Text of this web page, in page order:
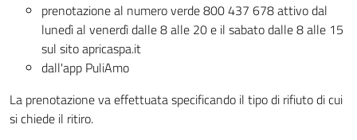
prenotazione al numero verde 800 437 678 attivo dal
lunedì al venerdì dalle 8 alle 20 e il sabato dalle 8 alle 15
sul sito apricaspa.it
dall'app PuliAmo
La prenotazione va effettuata specificando il tipo di rifiuto di cui
si chiede il ritiro.